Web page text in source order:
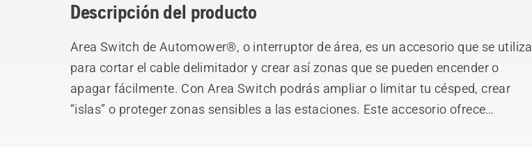
Descripción del producto
Area Switch de Automower®, o interruptor de área, es un accesorio que se utiliza
para cortar el cable delimitador y crear así zonas que se pueden encender o
apagar fácilmente. Con Area Switch podrás ampliar o limitar tu césped, crear
“islas” o proteger zonas sensibles a las estaciones. Este accesorio ofrece